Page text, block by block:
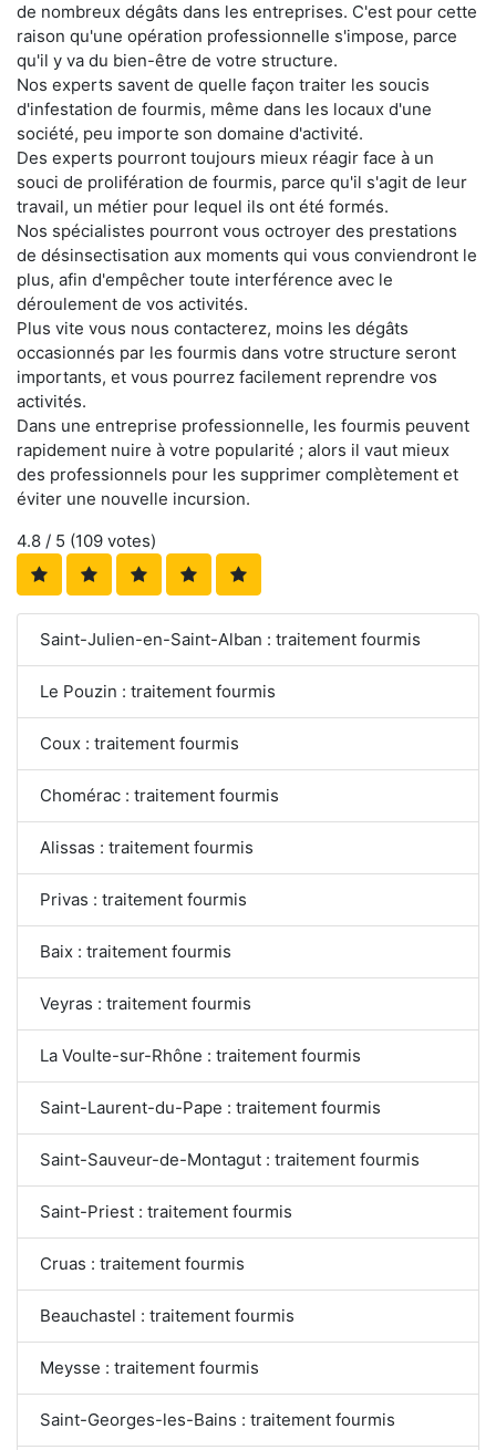
de nombreux dégâts dans les entreprises. C'est pour cette
raison qu'une opération professionnelle s'impose, parce
qu'il y va du bien-être de votre structure.
Nos experts savent de quelle façon traiter les soucis
d'infestation de fourmis, même dans les locaux d'une
société, peu importe son domaine d'activité.
Des experts pourront toujours mieux réagir face à un
souci de prolifération de fourmis, parce qu'il s'agit de leur
travail, un métier pour lequel ils ont été formés.
Nos spécialistes pourront vous octroyer des prestations
de désinsectisation aux moments qui vous conviendront le
plus, afin d'empêcher toute interférence avec le
déroulement de vos activités.
Plus vite vous nous contacterez, moins les dégâts
occasionnés par les fourmis dans votre structure seront
importants, et vous pourrez facilement reprendre vos
activités.
Dans une entreprise professionnelle, les fourmis peuvent
rapidement nuire à votre popularité ; alors il vaut mieux
des professionnels pour les supprimer complètement et
éviter une nouvelle incursion.
4.8 / 5 (109 votes)
Saint-Julien-en-Saint-Alban : traitement fourmis
Le Pouzin : traitement fourmis
Coux : traitement fourmis
Chomérac : traitement fourmis
Alissas : traitement fourmis
Privas : traitement fourmis
Baix : traitement fourmis
Veyras : traitement fourmis
La Voulte-sur-Rhône : traitement fourmis
Saint-Laurent-du-Pape : traitement fourmis
Saint-Sauveur-de-Montagut : traitement fourmis
Saint-Priest : traitement fourmis
Cruas : traitement fourmis
Beauchastel : traitement fourmis
Meysse : traitement fourmis
Saint-Georges-les-Bains : traitement fourmis